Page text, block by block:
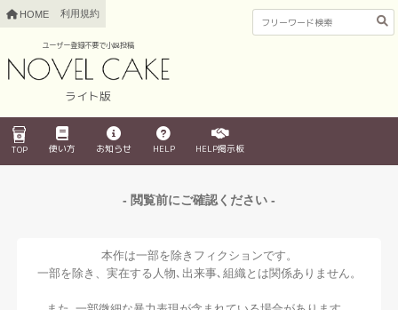
HOME 利用規約
ユーザー登録不要で小説投稿
ライト版
TOP 使い方 お知らせ HELP HELP掲示板
- 閲覧前にご確認ください -
本作は一部を除きフィクションです。
一部を除き、実在する人物､出来事､組織とは関係ありません。